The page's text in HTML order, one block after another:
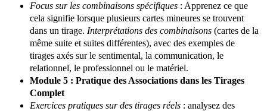
Focus sur les combinaisons spécifiques : Apprenez ce que
cela signifie lorsque plusieurs cartes mineures se trouvent
dans un tirage. Interprétations des combinaisons (cartes de la
même suite et suites différentes), avec des exemples de
tirages axés sur le sentimental, la communication, le
relationnel, le professionnel ou le matériel.
Module 5 : Pratique des Associations dans les Tirages
Complet
Exercices pratiques sur des tirages réels : analysez des